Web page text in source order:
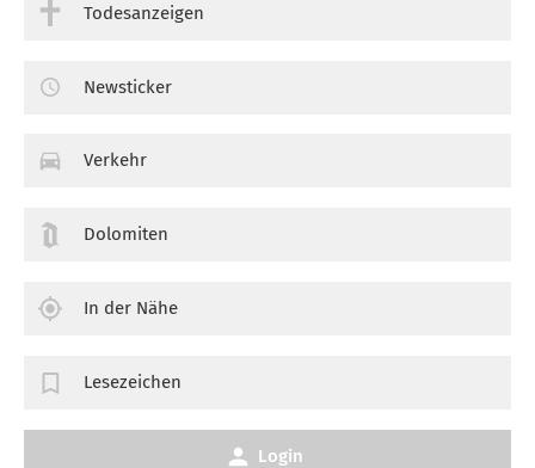
Todesanzeigen
Newsticker
Verkehr
Dolomiten
In der Nähe
Lesezeichen
Login